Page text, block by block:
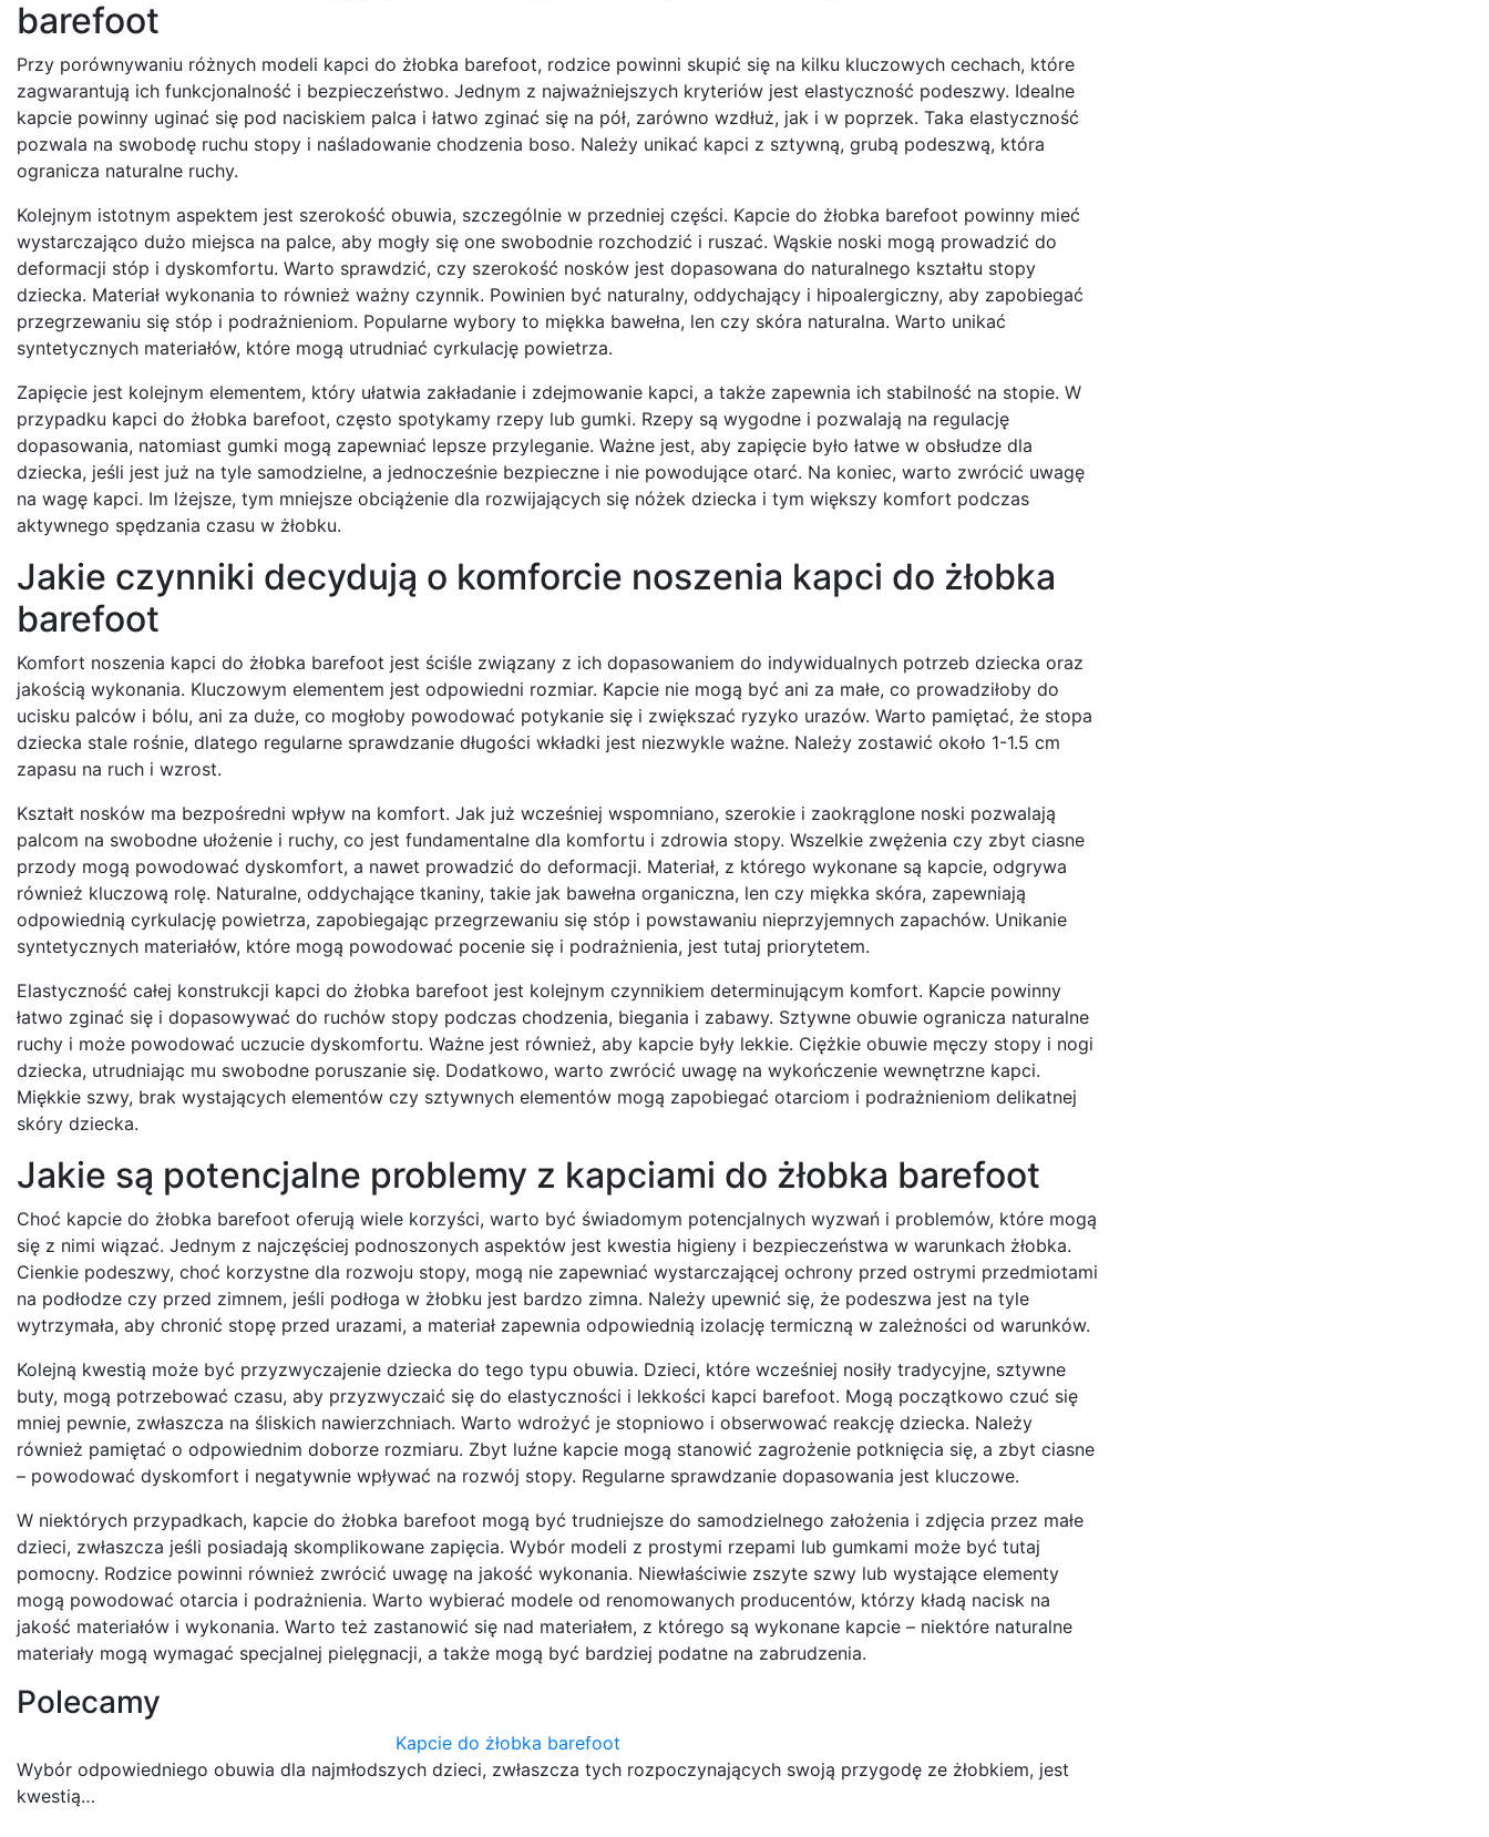
barefoot
Przy porównywaniu różnych modeli kapci do żłobka barefoot, rodzice powinni skupić się na kilku kluczowych cechach, które
zagwarantują ich funkcjonalność i bezpieczeństwo. Jednym z najważniejszych kryteriów jest elastyczność podeszwy. Idealne
kapcie powinny uginać się pod naciskiem palca i łatwo zginać się na pół, zarówno wzdłuż, jak i w poprzek. Taka elastyczność
pozwala na swobodę ruchu stopy i naśladowanie chodzenia boso. Należy unikać kapci z sztywną, grubą podeszwą, która
ogranicza naturalne ruchy.
Kolejnym istotnym aspektem jest szerokość obuwia, szczególnie w przedniej części. Kapcie do żłobka barefoot powinny mieć
wystarczająco dużo miejsca na palce, aby mogły się one swobodnie rozchodzić i ruszać. Wąskie noski mogą prowadzić do
deformacji stóp i dyskomfortu. Warto sprawdzić, czy szerokość nosków jest dopasowana do naturalnego kształtu stopy
dziecka. Materiał wykonania to również ważny czynnik. Powinien być naturalny, oddychający i hipoalergiczny, aby zapobiegać
przegrzewaniu się stóp i podrażnieniom. Popularne wybory to miękka bawełna, len czy skóra naturalna. Warto unikać
syntetycznych materiałów, które mogą utrudniać cyrkulację powietrza.
Zapięcie jest kolejnym elementem, który ułatwia zakładanie i zdejmowanie kapci, a także zapewnia ich stabilność na stopie. W
przypadku kapci do żłobka barefoot, często spotykamy rzepy lub gumki. Rzepy są wygodne i pozwalają na regulację
dopasowania, natomiast gumki mogą zapewniać lepsze przyleganie. Ważne jest, aby zapięcie było łatwe w obsłudze dla
dziecka, jeśli jest już na tyle samodzielne, a jednocześnie bezpieczne i nie powodujące otarć. Na koniec, warto zwrócić uwagę
na wagę kapci. Im lżejsze, tym mniejsze obciążenie dla rozwijających się nóżek dziecka i tym większy komfort podczas
aktywnego spędzania czasu w żłobku.
Jakie czynniki decydują o komforcie noszenia kapci do żłobka
barefoot
Komfort noszenia kapci do żłobka barefoot jest ściśle związany z ich dopasowaniem do indywidualnych potrzeb dziecka oraz
jakością wykonania. Kluczowym elementem jest odpowiedni rozmiar. Kapcie nie mogą być ani za małe, co prowadziłoby do
ucisku palców i bólu, ani za duże, co mogłoby powodować potykanie się i zwiększać ryzyko urazów. Warto pamiętać, że stopa
dziecka stale rośnie, dlatego regularne sprawdzanie długości wkładki jest niezwykle ważne. Należy zostawić około 1-1.5 cm
zapasu na ruch i wzrost.
Kształt nosków ma bezpośredni wpływ na komfort. Jak już wcześniej wspomniano, szerokie i zaokrąglone noski pozwalają
palcom na swobodne ułożenie i ruchy, co jest fundamentalne dla komfortu i zdrowia stopy. Wszelkie zwężenia czy zbyt ciasne
przody mogą powodować dyskomfort, a nawet prowadzić do deformacji. Materiał, z którego wykonane są kapcie, odgrywa
również kluczową rolę. Naturalne, oddychające tkaniny, takie jak bawełna organiczna, len czy miękka skóra, zapewniają
odpowiednią cyrkulację powietrza, zapobiegając przegrzewaniu się stóp i powstawaniu nieprzyjemnych zapachów. Unikanie
syntetycznych materiałów, które mogą powodować pocenie się i podrażnienia, jest tutaj priorytetem.
Elastyczność całej konstrukcji kapci do żłobka barefoot jest kolejnym czynnikiem determinującym komfort. Kapcie powinny
łatwo zginać się i dopasowywać do ruchów stopy podczas chodzenia, biegania i zabawy. Sztywne obuwie ogranicza naturalne
ruchy i może powodować uczucie dyskomfortu. Ważne jest również, aby kapcie były lekkie. Ciężkie obuwie męczy stopy i nogi
dziecka, utrudniając mu swobodne poruszanie się. Dodatkowo, warto zwrócić uwagę na wykończenie wewnętrzne kapci.
Miękkie szwy, brak wystających elementów czy sztywnych elementów mogą zapobiegać otarciom i podrażnieniom delikatnej
skóry dziecka.
Jakie są potencjalne problemy z kapciami do żłobka barefoot
Choć kapcie do żłobka barefoot oferują wiele korzyści, warto być świadomym potencjalnych wyzwań i problemów, które mogą
się z nimi wiązać. Jednym z najczęściej podnoszonych aspektów jest kwestia higieny i bezpieczeństwa w warunkach żłobka.
Cienkie podeszwy, choć korzystne dla rozwoju stopy, mogą nie zapewniać wystarczającej ochrony przed ostrymi przedmiotami
na podłodze czy przed zimnem, jeśli podłoga w żłobku jest bardzo zimna. Należy upewnić się, że podeszwa jest na tyle
wytrzymała, aby chronić stopę przed urazami, a materiał zapewnia odpowiednią izolację termiczną w zależności od warunków.
Kolejną kwestią może być przyzwyczajenie dziecka do tego typu obuwia. Dzieci, które wcześniej nosiły tradycyjne, sztywne
buty, mogą potrzebować czasu, aby przyzwyczaić się do elastyczności i lekkości kapci barefoot. Mogą początkowo czuć się
mniej pewnie, zwłaszcza na śliskich nawierzchniach. Warto wdrożyć je stopniowo i obserwować reakcję dziecka. Należy
również pamiętać o odpowiednim doborze rozmiaru. Zbyt luźne kapcie mogą stanowić zagrożenie potknięcia się, a zbyt ciasne
– powodować dyskomfort i negatywnie wpływać na rozwój stopy. Regularne sprawdzanie dopasowania jest kluczowe.
W niektórych przypadkach, kapcie do żłobka barefoot mogą być trudniejsze do samodzielnego założenia i zdjęcia przez małe
dzieci, zwłaszcza jeśli posiadają skomplikowane zapięcia. Wybór modeli z prostymi rzepami lub gumkami może być tutaj
pomocny. Rodzice powinni również zwrócić uwagę na jakość wykonania. Niewłaściwie zszyte szwy lub wystające elementy
mogą powodować otarcia i podrażnienia. Warto wybierać modele od renomowanych producentów, którzy kładą nacisk na
jakość materiałów i wykonania. Warto też zastanowić się nad materiałem, z którego są wykonane kapcie – niektóre naturalne
materiały mogą wymagać specjalnej pielęgnacji, a także mogą być bardziej podatne na zabrudzenia.
Polecamy
Kapcie do żłobka barefoot
Wybór odpowiedniego obuwia dla najmłodszych dzieci, zwłaszcza tych rozpoczynających swoją przygodę ze żłobkiem, jest
kwestią…